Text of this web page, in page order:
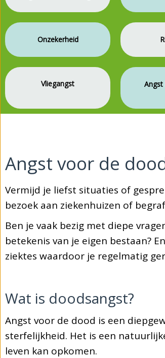
Onzekerheid
Vliegangst Angst
Angst voor de
Vermijd je liefst situaties of
bezoek aan ziekenhuizen of
Ben je vaak bezig met diepe
betekenis van je eigen bestaan?
ziektes waardoor je regelmatig
Wat is doodsangst?
Angst voor de dood is een
sterfelijkheid. Het is een
leven kan opkomen.